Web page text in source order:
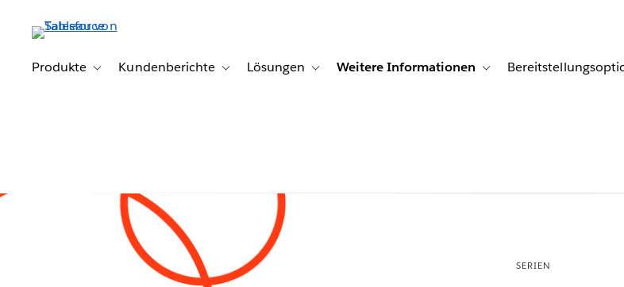
Produkte
Toggle sub-navigation for Produkte
Kundenberichte Toggle sub-navigation for Kundenberichte
Lösungen Toggle sub-navigation for Lösungen
Weitere Informationen Toggle sub-navigation for
SERIEN